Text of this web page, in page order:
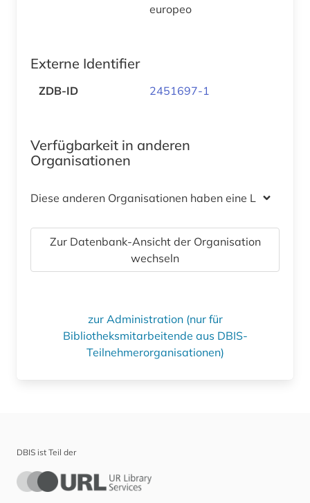
europeo
Externe Identifier
ZDB-ID 2451697-1
Verfügbarkeit in anderen
Organisationen
Diese anderen Organisationen haben eine Lizenz
Zur Datenbank-Ansicht der Organisation
wechseln
zur Administration (nur für
Bibliotheksmitarbeitende aus DBIS-
Teilnehmerorganisationen)
DBIS ist Teil der